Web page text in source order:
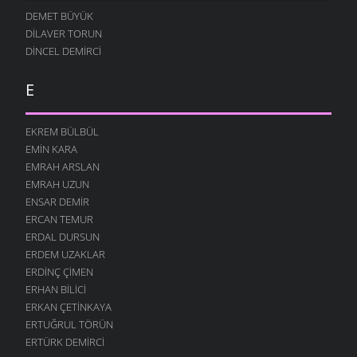
13 AĞUSTOS 2004
GELMEZ
13 AĞUSTOS 2004
13 AĞUSTOS 2004
BILESIN
13 AĞUSTOS 2004
SEN NIYE
12 AĞUSTOS 2004
NE GÜZELDIR
12 AĞUSTOS 2004
KARIŞTIN
12 AĞUSTOS 2004
BÖYLE GITMEZ KI
12 AĞUSTOS 2004
GÖZLERIM
12 AĞUSTOS 2004
DEMET BÜYÜK
DILAVER TORUN
DINCEL DEMIRCI
E
EKREM BÜLBÜL
EMIN KARA
EMRAH ARSLAN
EMRAH UZUN
ENSAR DEMIR
ERCAN TEMUR
ERDAL DURSUN
ERDEM UZAKLAR
ERDINÇ ÇIMEN
ERHAN BILICI
ERKAN ÇETINKAYA
ERTUĞRUL TÖRÜN
ERTÜRK DEMIRCI